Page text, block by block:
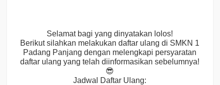
Selamat bagi yang dinyatakan lolos!
Berikut silahkan melakukan daftar ulang di SMKN 1
Padang Panjang dengan melengkapi persyaratan
daftar ulang yang telah diinformasikan sebelumnya!
😎
Jadwal Daftar Ulang: